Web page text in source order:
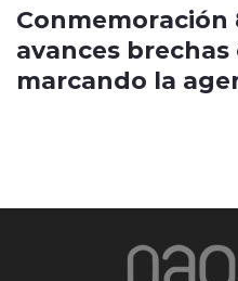
Conmemoración
avances
marcando la